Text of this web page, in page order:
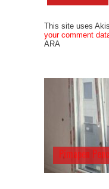
This site uses
your comment
ARA
Pimapen